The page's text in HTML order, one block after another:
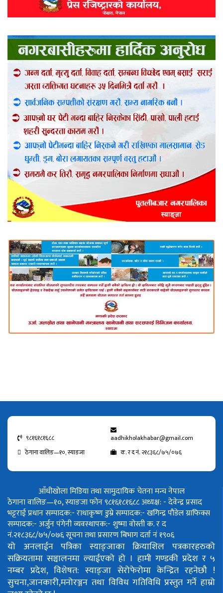
९८१६१८१६८८
aadhikholakhabar@gmail.com
ठेगाना वालिङ—१०, स्याङजा
क. र द नं. २१८३६८/७५/०७६
आँधीखोला मिडिया तथा सामुदायिक चेतना मन्च नेपाल
ठेगाना वालिङ—१०, स्याङजा फोन ९८१६१८१६८८अध्यक्ष: - देवेन्द्र प्रसाद
भट्टराईप्रधान सम्पादक:- राधाकृष्ण डुम्रेसम्पादक:- खगिन्द्र पौडेलग्राफिक्स
सम्पादक:- अर्जुन पंगेनीव्यवस्थापक:- शुष्मा वोस्तीक. र द
नं.२१८३६८/७५/०७६सूचना तथा प्रसारण बिभाग दर्ता नं १९०६
यो अनलाईन पत्रिका स्याङ्जाका क्रियाशिल पत्रकारहरुको
सक्रियतामा सञ्चालनमा ल्याईएको हो । हामी गण्डकी प्रदेश र ५
नम्बर प्रदेश, विशेषत: स्याङ्जा सेरोफेरोमा केन्द्रित रहनेछौ !
सुचना,जानकारी,मनोरञ्जन तथा विविध गतिविधि प्रस्तुत गर्ने हाम्रो